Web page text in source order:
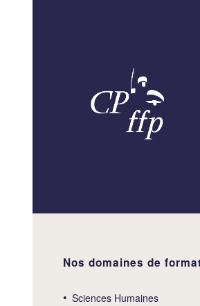
Nos domaines de
Sciences Humaines